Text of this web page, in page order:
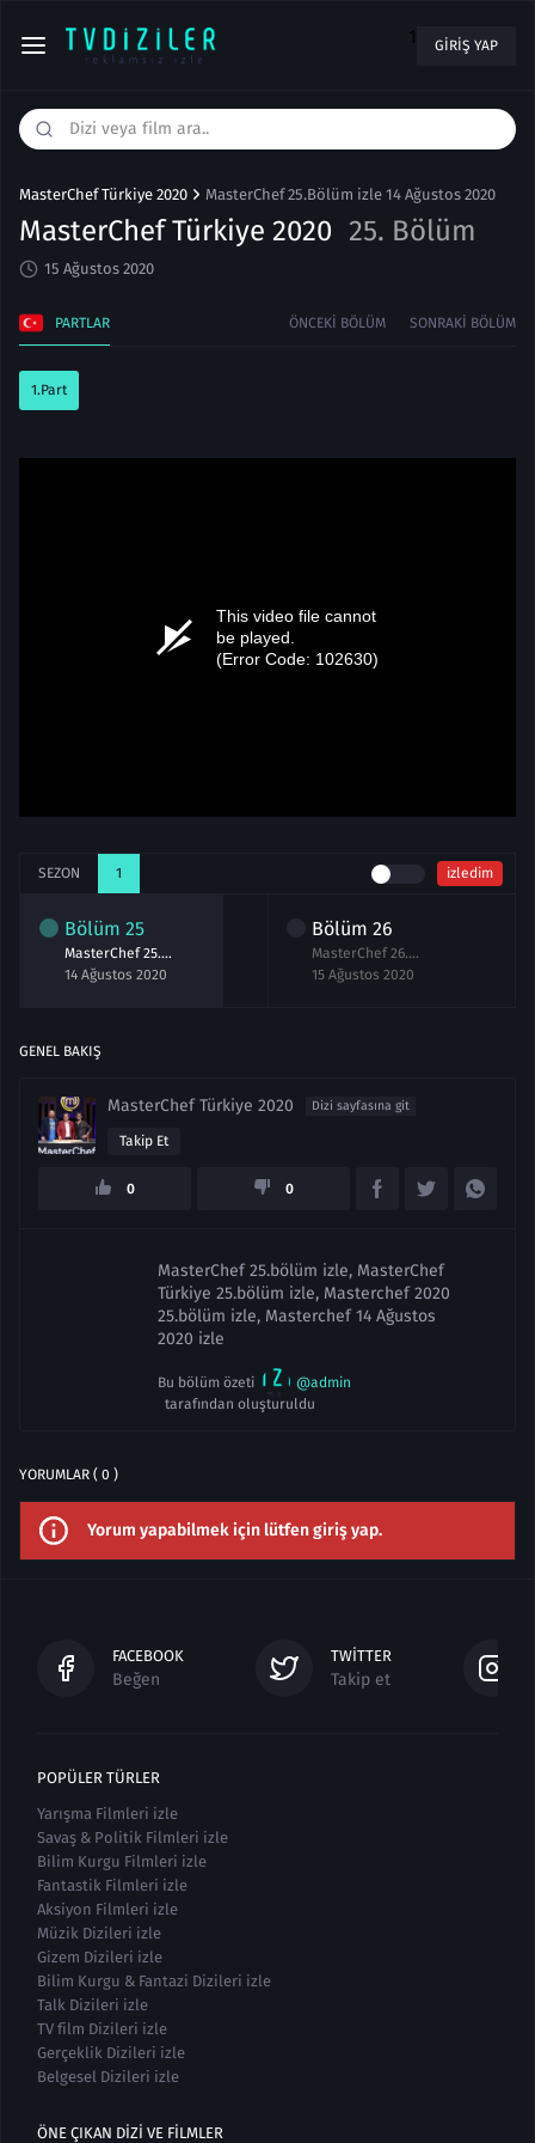
1 GIRIŞ YAP
MasterChef Türkiye 2020 MasterChef 25.Bölüm izle 14 Ağustos 2020
MasterChef Türkiye 2020 25. Bölüm
15 Ağustos 2020
PARTLAR ÖNCEKI BÖLÜM SONRAKI BÖLÜM
1.Part
SEZON 1 izledim
Bölüm 25
MasterChef 25.Bölüm izle 14 Ağustos 2020
14 Ağustos 2020
Bölüm 26
MasterChef 26.Bölüm izle 15 Ağustos 2020
15 Ağustos 2020
GENEL BAKIŞ
MasterChef Türkiye 2020 Dizi sayfasına git
Takip Et
0 0
MasterChef 25.bölüm izle, MasterChef
Türkiye 25.bölüm izle, Masterchef 2020
25.bölüm izle, Masterchef 14 Ağustos
2020 izle
Bu bölüm özeti
@admin
tarafından oluşturuldu
YORUMLAR ( 0 )
Yorum yapabilmek için lütfen giriş yap.
FACEBOOK
Beğen
TWITTER
Takip et
POPÜLER TÜRLER
Yarışma Filmleri izle
Savaş & Politik Filmleri izle
Bilim Kurgu Filmleri izle
Fantastik Filmleri izle
Aksiyon Filmleri izle
Müzik Dizileri izle
Gizem Dizileri izle
Bilim Kurgu & Fantazi Dizileri izle
Talk Dizileri izle
TV film Dizileri izle
Gerçeklik Dizileri izle
Belgesel Dizileri izle
ÖNE ÇIKAN DIZI VE FILMLER